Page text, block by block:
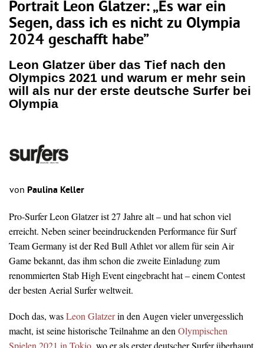
Portrait Leon Glatzer: „Es war ein
Segen, dass ich es nicht zu Olympia
2024 geschafft habe”
Leon Glatzer über das Tief nach den
Olympics 2021 und warum er mehr sein
will als nur der erste deutsche Surfer bei
Olympia
von Paulina Keller
Pro-Surfer Leon Glatzer ist 27 Jahre alt – und hat schon viel
erreicht. Neben seiner beeindruckenden Performance für Surf
Team Germany ist der Red Bull Athlet vor allem für sein Air
Game bekannt, das ihm schon die zweite Einladung zum
renommierten Stab High Event eingebracht hat – einem Contest
der besten Aerial Surfer weltweit.
Doch das, wasLeon Glatzerin den Augen vieler unvergesslich
macht, ist seine historische Teilnahme an den Olympischen
Spielen 2021 in Tokio, wo er als erster deutscher Surfer überhaupt